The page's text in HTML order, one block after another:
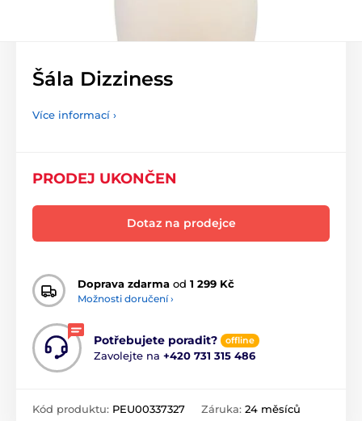
Šála Dizziness
Více informací ›
PRODEJ UKONČEN
Dotaz na prodejce
Doprava zdarma od 1 299 Kč
Možnosti doručení ›
Potřebujete poradit? offline
Zavolejte na +420 731 315 486
Kód produktu: PEU00337327 Záruka: 24 měsíců